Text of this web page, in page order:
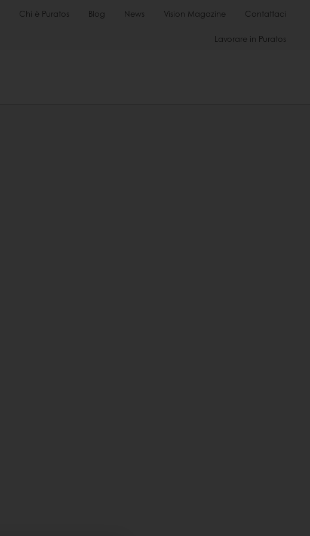
Chi è Puratos Blog News Vision Magazine Contattaci
Lavorare in Puratos